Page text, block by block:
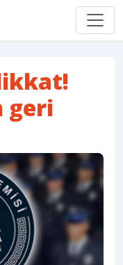
geri